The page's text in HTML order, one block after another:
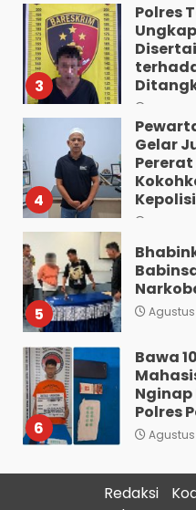
3
Polres
4
Gelar
5 Agustus
6
Bawa
Nginap
Polres
Agustus
Redaksi